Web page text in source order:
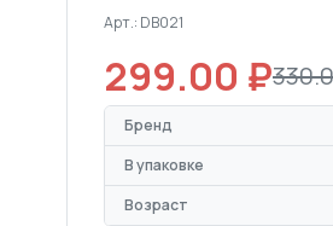
Арт.: DB021
299.00 ₽
Бренд
В упаковке
Возраст